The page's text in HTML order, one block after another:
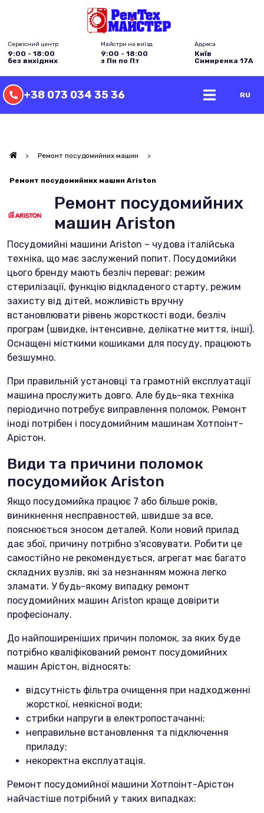
Сервісний центр
9:00 - 18:00
без вихідних
Майстри на виїзд
9:00 - 18:00
з Пн по Пт
Адреса
Київ
Симиренка 17А
+38 073 034 35 36 RU
> Ремонт посудомийних машин >
Ремонт посудомийних машин Ariston
Ремонт посудомийних
машин Ariston
Посудомийні машини Ariston – чудова італійська
техніка, що має заслужений попит. Посудомийки
цього бренду мають безліч переваг: режим
стерилізації, функцію відкладеного старту, режим
захисту від дітей, можливість вручну
встановлювати рівень жорсткості води, безліч
програм (швидке, інтенсивне, делікатне миття, інші).
Оснащені місткими кошиками для посуду, працюють
безшумно.
При правильній установці та грамотній експлуатації
машина прослужить довго. Але будь-яка техніка
періодично потребує виправлення поломок. Ремонт
іноді потрібен і посудомийним машинам Хотпоінт-
Арістон.
Види та причини поломок
посудомийок Ariston
Якщо посудомийка працює 7 або більше років,
виникнення несправностей, швидше за все,
пояснюється зносом деталей. Коли новий прилад
дає збої, причину потрібно з'ясовувати. Робити це
самостійно не рекомендується, агрегат має багато
складних вузлів, які за незнанням можна легко
зламати. У будь-якому випадку ремонт
посудомийних машин Ariston краще довірити
професіоналу.
До найпоширеніших причин поломок, за яких буде
потрібно кваліфікований ремонт посудомийних
машин Арістон, відносять:
відсутність фільтра очищення при надходженні
жорсткої, неякісної води;
стрибки напруги в електропостачанні;
неправильне встановлення та підключення
приладу;
некоректна експлуатація.
Ремонт посудомийної машини Хотпоінт-Арістон
найчастіше потрібний у таких випадках: